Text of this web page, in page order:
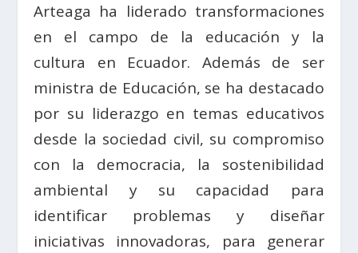
Arteaga ha liderado transformaciones
en el campo de la educación y la
cultura en Ecuador. Además de ser
ministra de Educación, se ha destacado
por su liderazgo en temas educativos
desde la sociedad civil, su compromiso
con la democracia, la sostenibilidad
ambiental y su capacidad para
identificar problemas y diseñar
iniciativas innovadoras, para generar